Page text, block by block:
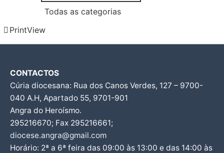
Todas as categorias
PrintView
CONTACTOS
Cúria diocesana: Rua dos Canos Verdes, 127 – 9700-
040 A.H, Apartado 55, 9701-901
Angra do Heroísmo.
295216670; Fax 295216661;
diocese.angra@gmail.com
Horário: 2ª a 6ª feira das 09:00 às 13:00 e das 14:00 às